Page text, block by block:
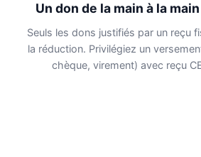
Un don de la main à la
Seuls les dons justifiés par un reçu
la réduction. Privilégiez un
chèque, virement) avec reçu